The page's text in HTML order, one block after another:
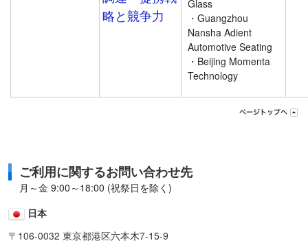
略と競争力
Glass
・Guangzhou
Nansha Adient
Automotive Seating
・Beijing Momenta
Technology
ご利用に関するお問い合わせ先
月～金 9:00～18:00 (祝祭日を除く)
日本
〒106-0032 東京都港区六本木7-15-9